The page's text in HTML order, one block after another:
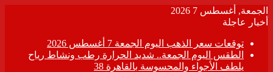
الجمعة, أغسطس 7 2026
أخبار عاجلة
توقعات سعر الذهب اليوم الجمعة 7 أغسطس 2026
الطقس اليوم الجمعة.. شديد الحرارة رطب ونشاط رياح
يلطف الأجواء والمحسوسة بالقاهرة 38